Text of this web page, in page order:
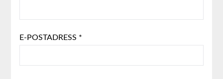
E-POSTADRESS *